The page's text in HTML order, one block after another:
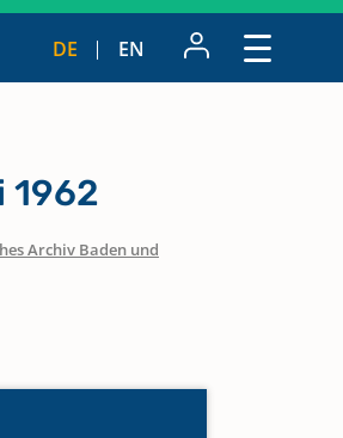
DE EN
1962
Archiv Baden und